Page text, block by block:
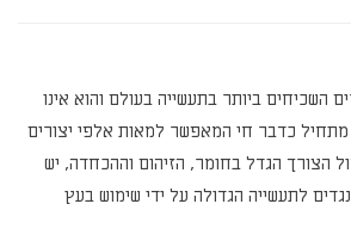
השכיחים ביותר בתעשייה בעולם והוא אינו
מתחיל כדבר חי המאפשר למאות אלפי יצורים
הצורך הגדל בחומר, הזיהום וההכחדה, יש
לתעשייה הגדולה על ידי שימוש בעץ